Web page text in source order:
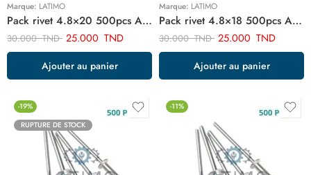
Marque: LATIMO
Pack rivet 4.8×20 500pcs ART03004
30.000TND 25.000 TND
Ajouter au panier
Marque: LATIMO
Pack rivet 4.8×18 500pcs ART029961
30.000TND 25.000 TND
Ajouter au panier
-19%
RUPTURE DE STOCK
-11%